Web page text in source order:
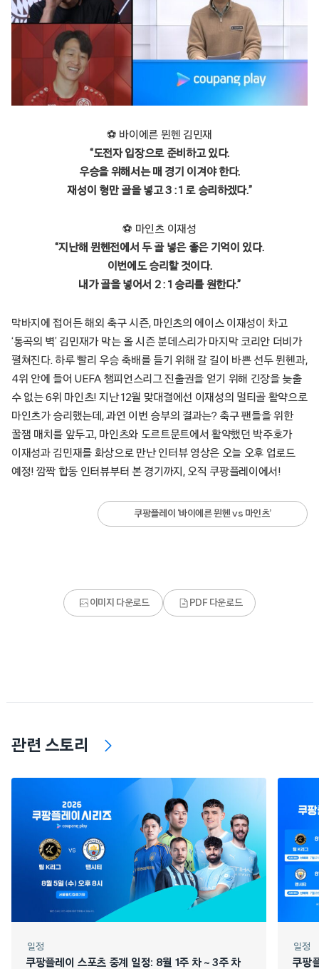
⚽ 바이에른 뮌헨 김민재
“도전자 입장으로 준비하고 있다.
우승을 위해서는 매 경기 이겨야 한다.
재성이 형만 골을 넣고 3 : 1 로 승리하겠다.”
⚽ 마인츠 이재성
“지난해 뮌헨전에서 두 골 넣은 좋은 기억이 있다.
이번에도 승리할 것이다.
내가 골을 넣어서 2 : 1 승리를 원한다.”
막바지에 접어든 해외 축구 시즌, 마인츠의 에이스 이재성이 차고
‘통곡의 벽’ 김민재가 막는 올 시즌 분데스리가 마지막 코리안 더비가
펼쳐진다. 하루 빨리 우승 축배를 들기 위해 갈 길이 바쁜 선두 뮌헨과,
4위 안에 들어 UEFA 챔피언스리그 진출권을 얻기 위해 긴장을 늦출
수 없는 6위 마인츠! 지난 12월 맞대결에선 이재성의 멀티골 활약으로
마인츠가 승리했는데, 과연 이번 승부의 결과는? 축구 팬들을 위한
꿀잼 매치를 앞두고, 마인츠와 도르트문트에서 활약했던 박주호가
이재성과 김민재를 화상으로 만난 인터뷰 영상은 오늘 오후 업로드
예정! 깜짝 합동 인터뷰부터 본 경기까지, 오직 쿠팡플레이에서!
쿠팡플레이 ‘바이에른 뮌헨 vs 마인츠’
이미지 다운로드 PDF 다운로드
관련 스토리
일정
쿠팡플레이 스포츠 중계 일정: 8월 1주 차 ~ 3주 차
일정
쿠팡